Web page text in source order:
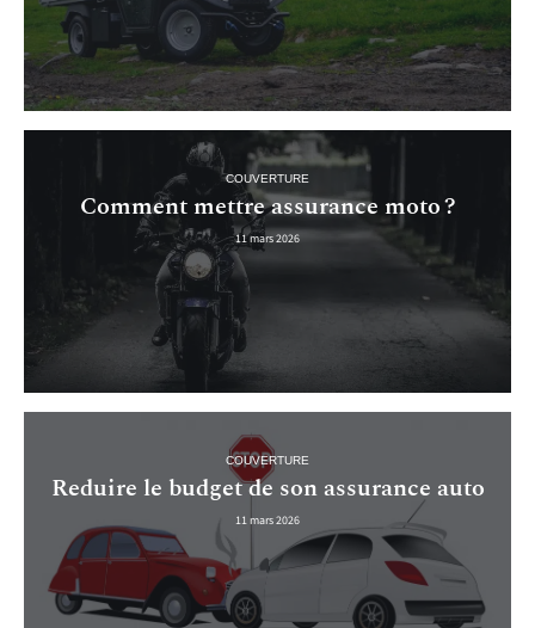
COUVERTURE
Comment mettre assurance moto ?
11 mars 2026
COUVERTURE
Reduire le budget de son assurance auto
11 mars 2026